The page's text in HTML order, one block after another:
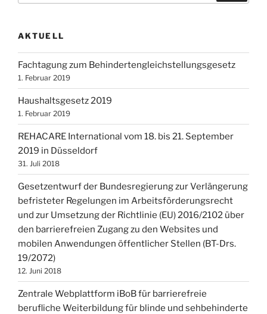
AKTUELL
Fachtagung zum Behindertengleichstellungsgesetz
1. Februar 2019
Haushaltsgesetz 2019
1. Februar 2019
REHACARE International vom 18. bis 21. September
2019 in Düsseldorf
31. Juli 2018
Gesetzentwurf der Bundesregierung zur Verlängerung
befristeter Regelungen im Arbeitsförderungsrecht
und zur Umsetzung der Richtlinie (EU) 2016/2102 über
den barrierefreien Zugang zu den Websites und
mobilen Anwendungen öffentlicher Stellen (BT-Drs.
19/2072)
12. Juni 2018
Zentrale Webplattform iBoB für barrierefreie
berufliche Weiterbildung für blinde und sehbehinderte